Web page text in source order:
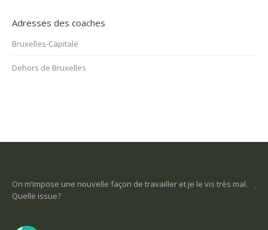
Adresses des coaches
Bruxelles-Capitale
Dehors de Bruxelles
On m’impose une nouvelle façon de travailler et je le vis très mal.
Quelle issue?